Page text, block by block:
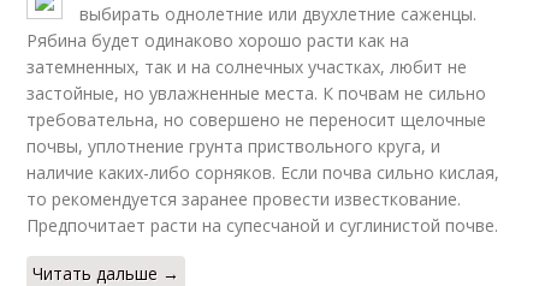
выбирать однолетние или двухлетние саженцы.
Рябина будет одинаково хорошо расти как на
затемненных, так и на солнечных участках, любит не
застойные, но увлажненные места. К почвам не сильно
требовательна, но совершено не переносит щелочные
почвы, уплотнение грунта приствольного круга, и
наличие каких-либо сорняков. Если почва сильно кислая,
то рекомендуется заранее провести известкование.
Предпочитает расти на супесчаной и суглинистой почве.
Читать дальше →